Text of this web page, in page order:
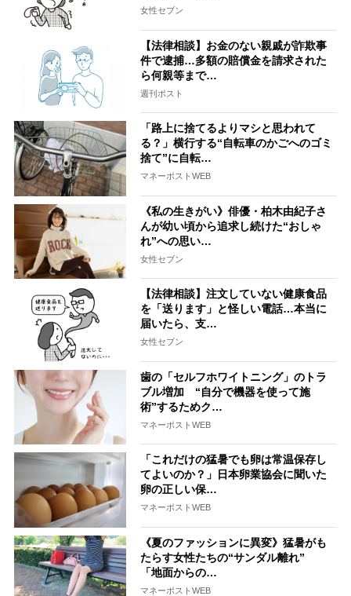
女性セブン
【法律相談】お金のない親戚が詐欺事
件で逮捕…多額の賠償金を請求された
ら何親等まで…
週刊ポスト
「路上に捨てるよりマシと思われて
る？」横行する“自転車のかごへのゴミ
捨て”に自転…
マネーポストWEB
《私の生きがい》俳優・柏木由紀子さ
んが幼い頃から追求し続けた“おしゃ
れ”への思い…
女性セブン
【法律相談】注文していない健康食品
を「送ります」と怪しい電話…本当に
届いたら、支…
女性セブン
歯の「セルフホワイトニング」のトラ
ブル増加 “自分で機器を使って施
術”するためク…
マネーポストWEB
「これだけの猛暑でも卵は常温保存し
てよいのか？」日本卵業協会に聞いた
卵の正しい保…
マネーポストWEB
《夏のファッションに異変》猛暑がも
たらす女性たちの“サンダル離れ”
「地面からの…
マネーポストWEB